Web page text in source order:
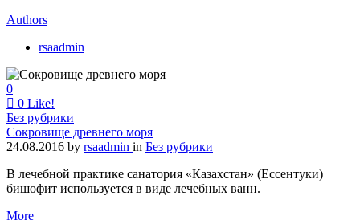
Authors
rsaadmin
0
0 Like!
Без рубрики
Сокровище древнего моря
24.08.2016 by rsaadmin in Без рубрики
В лечебной практике санатория «Казахстан» (Ессентуки)
бишофит используется в виде лечебных ванн.
More